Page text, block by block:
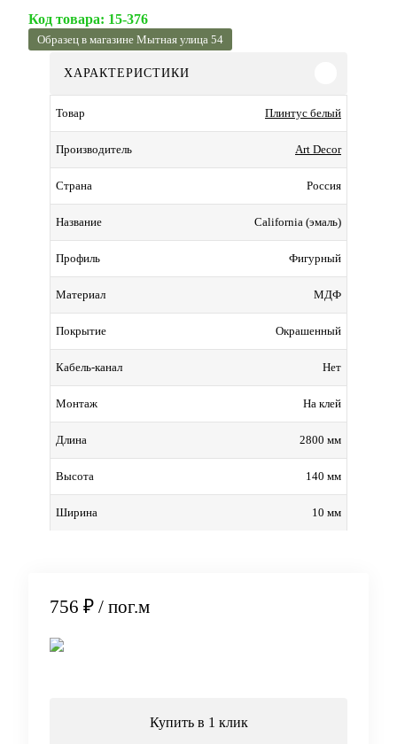
Код товара: 15-376
Образец в магазине Мытная улица 54
ХАРАКТЕРИСТИКИ
Товар Плинтус белый
Производитель Art Decor
Страна Россия
Название California (эмаль)
Профиль Фигурный
Материал МДФ
Покрытие Окрашенный
Кабель-канал Нет
Монтаж На клей
Длина 2800 мм
Высота 140 мм
Ширина 10 мм
756 ₽ / пог.м
Купить в 1 клик